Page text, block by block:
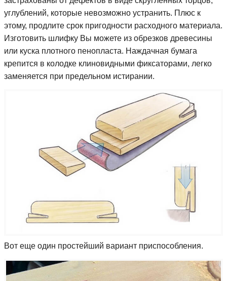
углублений, которые невозможно устранить. Плюс к
этому, продлите срок пригодности расходного материала.
Изготовить шлифку Вы можете из обрезков древесины
или куска плотного пенопласта. Наждачная бумага
крепится в колодке клиновидными фиксаторами, легко
заменяется при предельном истирании.
Вот еще один простейший вариант приспособления.